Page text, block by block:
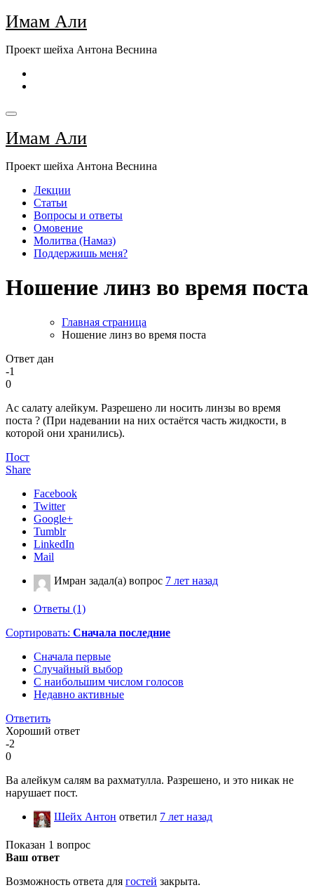
Перейти
к
Имам Али
Проект шейха Антона Веснина
Имам Али
Проект шейха Антона Веснина
Лекции
Статьи
Вопросы и ответы
Омовение
Молитва (Намаз)
Поддержишь меня?
Ношение линз во время поста
Главная страница
Ношение линз во время поста
Ответ дан
-1
0
Ас салату алейкум. Разрешено ли носить линзы во время
поста ? (При надевании на них остаётся часть жидкости, в
которой они хранились).
Пост
Share
Facebook
Twitter
Google+
Tumblr
LinkedIn
Mail
Имран задал(а) вопрос 7 лет назад
Ответы (1)
Сортировать: Сначала последние
Сначала первые
Случайный выбор
С наибольшим числом голосов
Недавно активные
Ответить
Хороший ответ
-2
0
Ва алейкум салям ва рахматулла. Разрешено, и это никак не
нарушает пост.
Шейх Антон ответил 7 лет назад
Показан 1 вопрос
Ваш ответ
Возможность ответа для гостей закрыта.